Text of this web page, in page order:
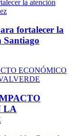
fortalecer la
Santiago
LA